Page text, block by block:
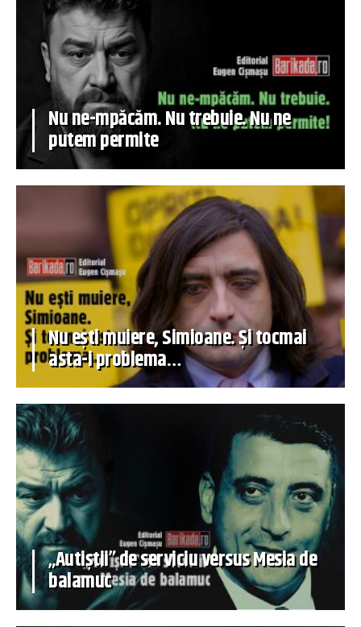
Nu ne-mpăcăm. Nu trebuie. Nu ne
putem permite
Nu ești muiere, Simioane. Și tocmai
asta-i problema…
„Autiștii” de serviciu versus Mesia de
balamuc